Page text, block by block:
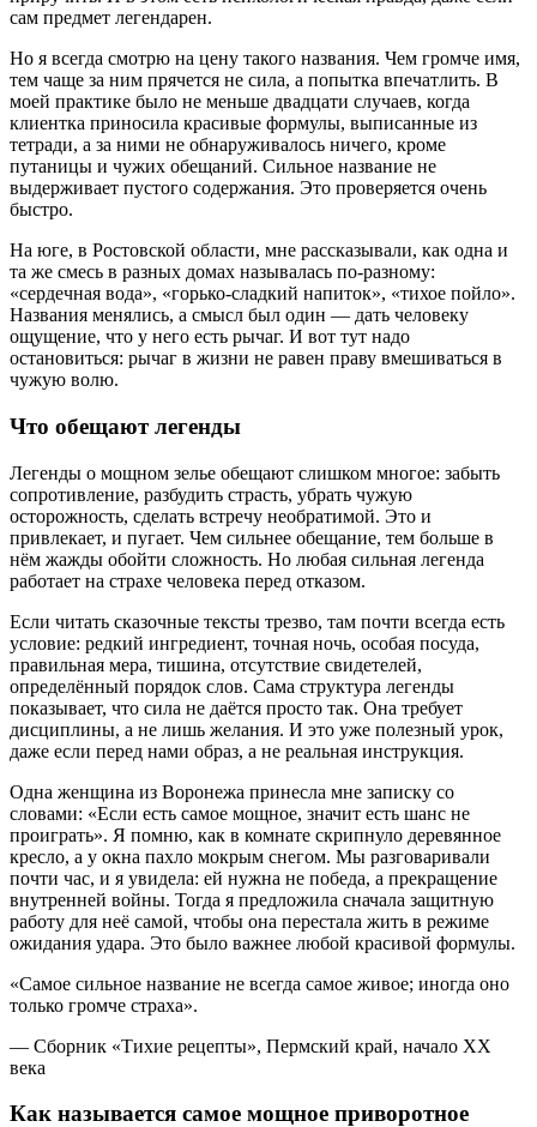
сам предмет легендарен.
Но я всегда смотрю на цену такого названия. Чем громче имя,
тем чаще за ним прячется не сила, а попытка впечатлить. В
моей практике было не меньше двадцати случаев, когда
клиентка приносила красивые формулы, выписанные из
тетради, а за ними не обнаруживалось ничего, кроме
путаницы и чужих обещаний. Сильное название не
выдерживает пустого содержания. Это проверяется очень
быстро.
На юге, в Ростовской области, мне рассказывали, как одна и
та же смесь в разных домах называлась по-разному:
«сердечная вода», «горько-сладкий напиток», «тихое пойло».
Названия менялись, а смысл был один — дать человеку
ощущение, что у него есть рычаг. И вот тут надо
остановиться: рычаг в жизни не равен праву вмешиваться в
чужую волю.
Что обещают легенды
Легенды о мощном зелье обещают слишком многое: забыть
сопротивление, разбудить страсть, убрать чужую
осторожность, сделать встречу необратимой. Это и
привлекает, и пугает. Чем сильнее обещание, тем больше в
нём жажды обойти сложность. Но любая сильная легенда
работает на страхе человека перед отказом.
Если читать сказочные тексты трезво, там почти всегда есть
условие: редкий ингредиент, точная ночь, особая посуда,
правильная мера, тишина, отсутствие свидетелей,
определённый порядок слов. Сама структура легенды
показывает, что сила не даётся просто так. Она требует
дисциплины, а не лишь желания. И это уже полезный урок,
даже если перед нами образ, а не реальная инструкция.
Одна женщина из Воронежа принесла мне записку со
словами: «Если есть самое мощное, значит есть шанс не
проиграть». Я помню, как в комнате скрипнуло деревянное
кресло, а у окна пахло мокрым снегом. Мы разговаривали
почти час, и я увидела: ей нужна не победа, а прекращение
внутренней войны. Тогда я предложила сначала защитную
работу для неё самой, чтобы она перестала жить в режиме
ожидания удара. Это было важнее любой красивой формулы.
«Самое сильное название не всегда самое живое; иногда оно
только громче страха».
— Сборник «Тихие рецепты», Пермский край, начало XX
века
Как называется самое мощное приворотное